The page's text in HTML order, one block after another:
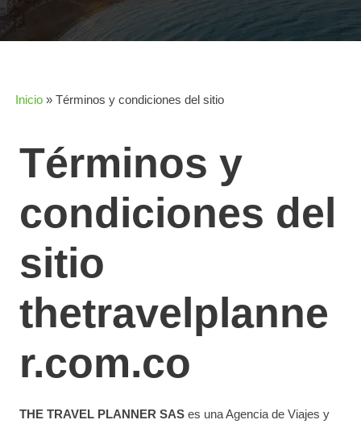
Inicio »Términos y condiciones del sitio
Términos y
condiciones del
sitio
thetravelplanne
r.com.co
THE TRAVEL PLANNER SASes una Agencia de Viajes y